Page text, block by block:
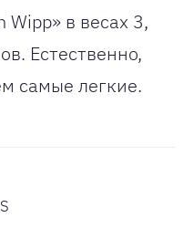
Wipp» в весах 3,
Естественно,
самые легкие.